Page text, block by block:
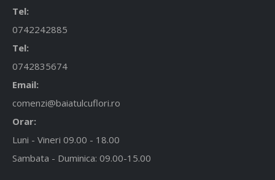
Tel:
0742242885
Tel:
0742835674
Email:
comenzi@baiatulcuflori.ro
Orar:
Luni - Vineri 09.00 - 18.00
Sambata - Duminica: 09.00-15.00